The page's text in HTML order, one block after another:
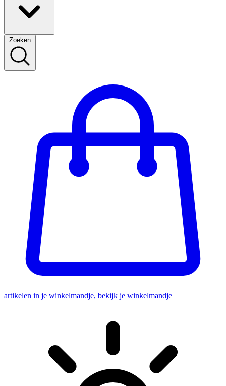
Zoeken
artikelen in je winkelmandje, bekijk je winkelmandje